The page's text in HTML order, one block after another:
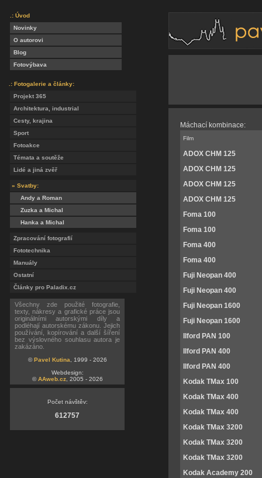
.: Úvod
Novinky
O autorovi
Blog
Fotovýbava
.: Fotogalerie a články:
Projekt 365
Architektura, industrial
Cesty, krajina
Sport
Fotoakce
Témata a soutěže
Lidé a jiná zvěř
» Svatby:
Andy a Roman
Zuzka a Michal
Hanka a Michal
Zpracování fotografií
Fototechnika
Manuály
Ostatní
Články pro Paladix.cz
Všechny zde použité fotografie,
texty, nákresy a grafické práce jsou
originálními autorskými díly a
podléhají autorskému zákonu. Jejich
používání, kopírování a další šíření
bez výslovného souhlasu autora je
zakázáno.
©Pavel Kutina , 1999 - 2026
Webdesign:
©AAweb.cz, 2005 - 2026
Počet návštěv:
612757
Máchací kombinace:
Film
ADOX CHM 125
ADOX CHM 125
ADOX CHM 125
ADOX CHM 125
Foma 100
Foma 100
Foma 400
Foma 400
Fuji Neopan 400
Fuji Neopan 400
Fuji Neopan 1600
Fuji Neopan 1600
Ilford PAN 100
Ilford PAN 400
Ilford PAN 400
Kodak TMax 100
Kodak TMax 400
Kodak TMax 400
Kodak TMax 3200
Kodak TMax 3200
Kodak TMax 3200
Kodak Academy 200